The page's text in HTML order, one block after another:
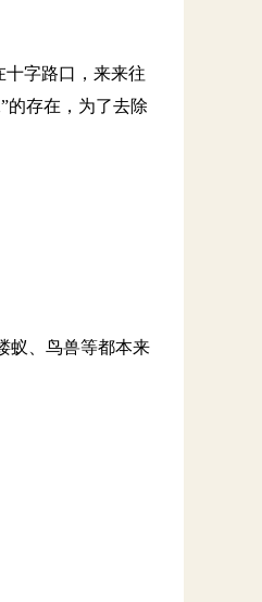
十字路口，来来往
的存在，为了去除
蚁、鸟兽等都本来